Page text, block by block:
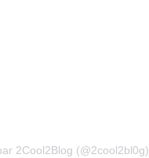
2Cool2Blog (@2cool2bl0g)